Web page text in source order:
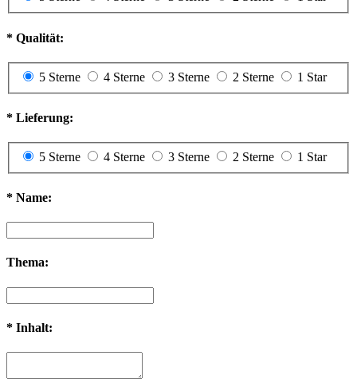
* Qualität:
5 Sterne 4 Sterne 3 Sterne 2 Sterne 1 Star
* Lieferung:
5 Sterne 4 Sterne 3 Sterne 2 Sterne 1 Star
* Name:
Thema:
* Inhalt: